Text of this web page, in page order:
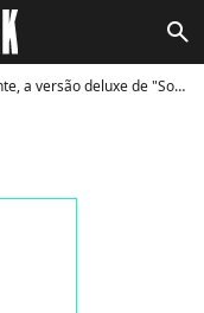
search
será lançada nos próximos meses - Foto